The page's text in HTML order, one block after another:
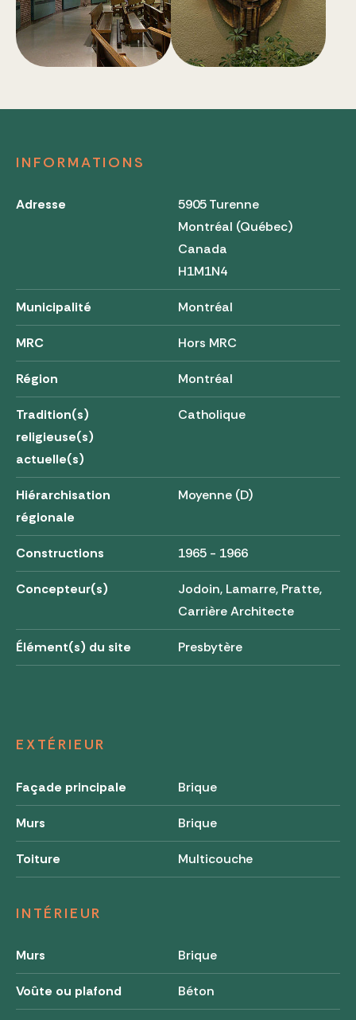
INFORMATIONS
Adresse
5905 Turenne
Montréal (Québec)
Canada
H1M1N4
Municipalité Montréal
MRC Hors MRC
Région Montréal
Tradition(s)
religieuse(s)
actuelle(s)
Catholique
Hiérarchisation
régionale
Moyenne (D)
Constructions 1965 - 1966
Concepteur(s)
Jodoin, Lamarre, Pratte,
Carrière Architecte
Élément(s) du site Presbytère
EXTÉRIEUR
Façade principale Brique
Murs Brique
Toiture Multicouche
INTÉRIEUR
Murs Brique
Voûte ou plafond Béton